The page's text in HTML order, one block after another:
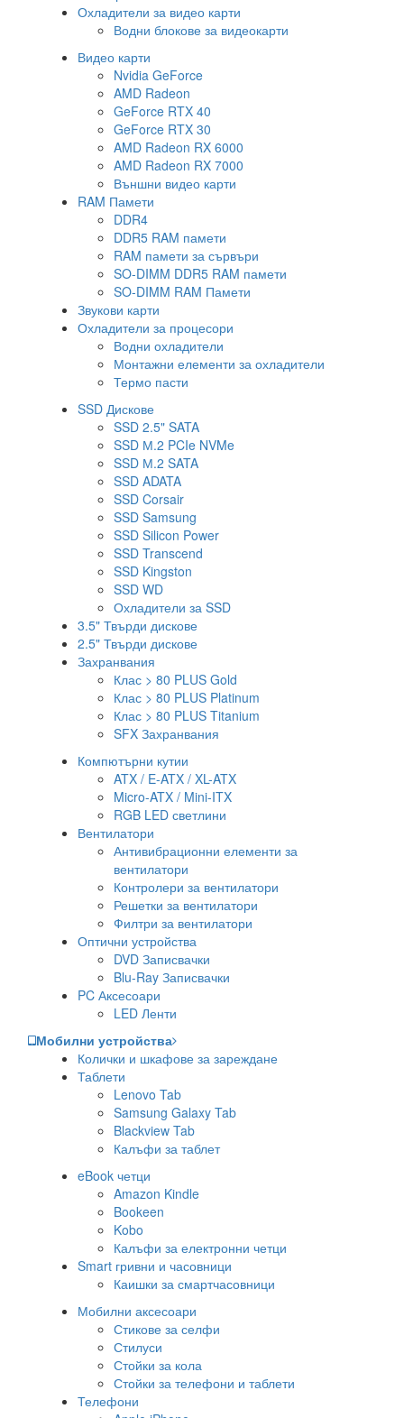
Охладители за видео карти
Водни блокове за видеокарти
Видео карти
Nvidia GeForce
AMD Radeon
GeForce RTX 40
GeForce RTX 30
AMD Radeon RX 6000
AMD Radeon RX 7000
Външни видео карти
RAM Памети
DDR4
DDR5 RAM памети
RAM памети за сървъри
SO-DIMM DDR5 RAM памети
SO-DIMM RAM Памети
Звукови карти
Охладители за процесори
Водни охладители
Монтажни елементи за охладители
Термо пасти
SSD Дискове
SSD 2.5" SATA
SSD М.2 PCIe NVMe
SSD М.2 SATA
SSD ADATA
SSD Corsair
SSD Samsung
SSD Silicon Power
SSD Transcend
SSD Kingston
SSD WD
Охладители за SSD
3.5" Твърди дискове
2.5" Твърди дискове
Захранвания
Клас > 80 PLUS Gold
Клас > 80 PLUS Platinum
Клас > 80 PLUS Titanium
SFX Захранвания
Компютърни кутии
ATX / E-ATX / XL-ATX
Micro-ATX / Mini-ITX
RGB LED светлини
Вентилатори
Антивибрационни елементи за
вентилатори
Контролери за вентилатори
Решетки за вентилатори
Филтри за вентилатори
Оптични устройства
DVD Записвачки
Blu-Ray Записвачки
PC Аксесоари
LED Ленти
Мобилни устройства
Колички и шкафове за зареждане
Таблети
Lenovo Tab
Samsung Galaxy Tab
Blackview Tab
Калъфи за таблет
eBook четци
Amazon Kindle
Bookeen
Kobo
Калъфи за електронни четци
Smart гривни и часовници
Каишки за смартчасовници
Мобилни аксесоари
Стикове за селфи
Стилуси
Стойки за кола
Стойки за телефони и таблети
Телефони